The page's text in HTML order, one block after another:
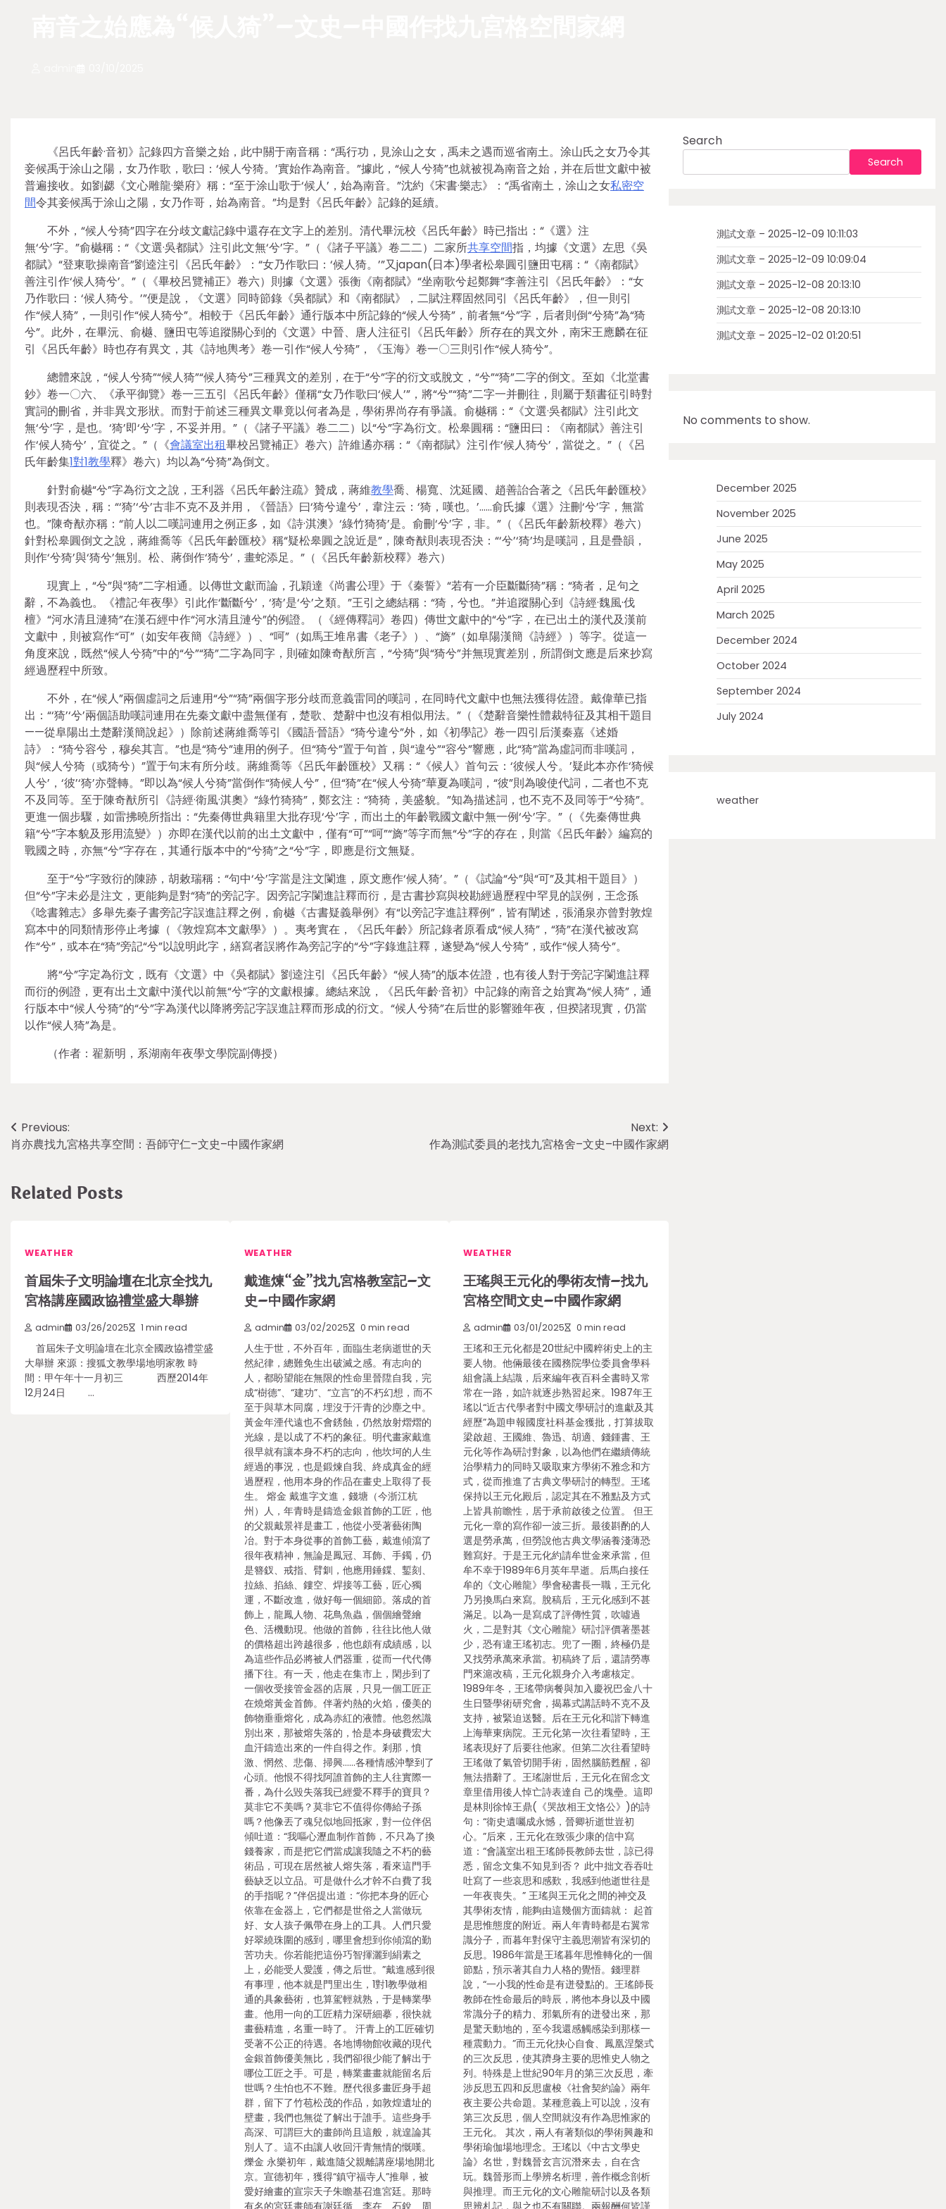
《呂氏年齡·音初》記錄四方音樂之始，此中關于南音稱：“禹行功，見涂山之女，禹未之遇而巡省南土。涂山氏之女乃令其
妾候禹于涂山之陽，女乃作歌，歌曰：‘候人兮猗。’實始作為南音。”據此，“候人兮猗”也就被視為南音之始，并在后世文獻中被
普遍接收。如劉勰《文心雕龍·樂府》稱：“至于涂山歌于‘候人’，始為南音。”沈約《宋書·樂志》：“禹省南土，涂山之女私密空
間令其妾候禹于涂山之陽，女乃作哥，始為南音。”均是對《呂氏年齡》記錄的延續。
不外，“候人兮猗”四字在分歧文獻記錄中還存在文字上的差別。清代畢沅校《呂氏年齡》時已指出：“《選》注
無‘兮’字。”俞樾稱：“《文選·吳都賦》注引此文無‘兮’字。”（《諸子平議》卷二二）二家所共享空間指，均據《文選》左思《吳
都賦》“登東歌操南音”劉逵注引《呂氏年齡》：“女乃作歌曰：‘候人猗。’”又japan(日本)學者松皋圓引鹽田屯稱：“《南都賦》
善注引作‘候人猗兮’。”（《畢校呂覽補正》卷六）則據《文選》張衡《南都賦》“坐南歌兮起鄭舞”李善注引《呂氏年齡》：“女
乃作歌曰：‘候人猗兮。’”便是說，《文選》同時節錄《吳都賦》和《南都賦》，二賦注釋固然同引《呂氏年齡》，但一則引
作“候人猗”，一則引作“候人猗兮”。相較于《呂氏年齡》通行版本中所記錄的“候人兮猗”，前者無“兮”字，后者則倒“兮猗”為“猗
兮”。此外，在畢沅、俞樾、鹽田屯等追蹤關心到的《文選》中晉、唐人注征引《呂氏年齡》所存在的異文外，南宋王應麟在征
引《呂氏年齡》時也存有異文，其《詩地輿考》卷一引作“候人兮猗”，《玉海》卷一〇三則引作“候人猗兮”。
總體來說，“候人兮猗”“候人猗”“候人猗兮”三種異文的差別，在于“兮”字的衍文或脫文，“兮”“猗”二字的倒文。至如《北堂書
鈔》卷一〇六、《承平御覽》卷一三五引《呂氏年齡》僅稱“女乃作歌曰‘候人’”，將“兮”“猗”二字一并刪往，則屬于類書征引時對
實詞的刪省，并非異文形狀。而對于前述三種異文畢竟以何者為是，學術界尚存有爭議。俞樾稱：“《文選·吳都賦》注引此文
無‘兮’字，是也。‘猗’即‘兮’字，不妥并用。”（《諸子平議》卷二二）以“兮”字為衍文。松皋圓稱：“鹽田曰：《南都賦》善注引
作‘候人猗兮’，宜從之。”（《會議室出租畢校呂覽補正》卷六）許維遹亦稱：“《南都賦》注引作‘候人猗兮’，當從之。”（《呂
氏年齡集1對1教學釋》卷六）均以為“兮猗”為倒文。
針對俞樾“兮”字為衍文之說，王利器《呂氏年齡注疏》贊成，蔣維教學喬、楊寬、沈延國、趙善詒合著之《呂氏年齡匯校》
則表現否決，稱：“‘猗’‘兮’古非不克不及并用，《晉語》曰‘猗兮違兮’，韋注云：‘猗，嘆也。’……俞氏據《選》注刪‘兮’字，無當
也。”陳奇猷亦稱：“前人以二嘆詞連用之例正多，如《詩·淇澳》‘綠竹猗猗’是。俞刪‘兮’字，非。”（《呂氏年齡新校釋》卷六）
針對松皋圓倒文之說，蔣維喬等《呂氏年齡匯校》稱“疑松皋圓之說近是”，陳奇猷則表現否決：“‘兮’‘猗’均是嘆詞，且是疊韻，
則作‘兮猗’與‘猗兮’無別。松、蔣倒作‘猗兮’，畫蛇添足。”（《呂氏年齡新校釋》卷六）
現實上，“兮”與“猗”二字相通。以傳世文獻而論，孔穎達《尚書公理》于《秦誓》“若有一介臣斷斷猗”稱：“猗者，足句之
辭，不為義也。《禮記·年夜學》引此作‘斷斷兮’，‘猗’是‘兮’之類。”王引之總結稱：“猗，兮也。”并追蹤關心到《詩經·魏風·伐
檀》“河水清且漣猗”在漢石經中作“河水清且漣兮”的例證。（《經傳釋詞》卷四）傳世文獻中的“兮”字，在已出土的漢代及漢前
文獻中，則被寫作“可”（如安年夜簡《詩經》）、“呵”（如馬王堆帛書《老子》）、“旖”（如阜陽漢簡《詩經》）等字。從這一
角度來說，既然“候人兮猗”中的“兮”“猗”二字為同字，則確如陳奇猷所言，“兮猗”與“猗兮”并無現實差別，所謂倒文應是后來抄寫
經過歷程中所致。
不外，在“候人”兩個虛詞之后連用“兮”“猗”兩個字形分歧而意義雷同的嘆詞，在同時代文獻中也無法獲得佐證。戴偉華已指
出：“‘猗’‘兮’兩個語助嘆詞連用在先秦文獻中盡無僅有，楚歌、楚辭中也沒有相似用法。”（《楚辭音樂性體裁特征及其相干題目
——從阜陽出土楚辭漢簡說起》）除前述蔣維喬等引《國語·晉語》“猗兮違兮”外，如《初學記》卷一四引后漢秦嘉《述婚
詩》：“猗兮容兮，穆矣其言。”也是“猗兮”連用的例子。但“猗兮”置于句首，與“違兮”“容兮”響應，此“猗”當為虛詞而非嘆詞，
與“候人兮猗（或猗兮）”置于句末有所分歧。蔣維喬等《呂氏年齡匯校》又稱：“《候人》首句云：‘彼候人兮。’疑此本亦作‘猗候
人兮’，‘彼’‘猗’亦聲轉。”即以為“候人兮猗”當倒作“猗候人兮”，但“猗”在“候人兮猗”華夏為嘆詞，“彼”則為唆使代詞，二者也不克
不及同等。至于陳奇猷所引《詩經·衛風·淇奧》“綠竹猗猗”，鄭玄注：“猗猗，美盛貌。”知為描述詞，也不克不及同等于“兮猗”。
更進一個步驟，如雷拂曉所指出：“先秦傳世典籍里大批存現‘兮’字，而出土的年齡戰國文獻中無一例‘兮’字。”（《先秦傳世典
籍“兮”字本貌及形用流變》）亦即在漢代以前的出土文獻中，僅有“可”“呵”“旖”等字而無“兮”字的存在，則當《呂氏年齡》編寫的
戰國之時，亦無“兮”字存在，其通行版本中的“兮猗”之“兮”字，即應是衍文無疑。
至于“兮”字致衍的陳跡，胡敕瑞稱：“句中‘兮’字當是注文闌進，原文應作‘候人猗’。”（《試論“兮”與“可”及其相干題目》）
但“兮”字未必是注文，更能夠是對“猗”的旁記字。因旁記字闌進註釋而衍，是古書抄寫與校勘經過歷程中罕見的誤例，王念孫
《唸書雜志》多舉先秦子書旁記字誤進註釋之例，俞樾《古書疑義舉例》有“以旁記字進註釋例”，皆有闡述，張涌泉亦曾對敦煌
寫本中的同類情形停止考據（《敦煌寫本文獻學》）。夷考實在，《呂氏年齡》所記錄者原看成“候人猗”，“猗”在漢代被改寫
作“兮”，或本在“猗”旁記“兮”以說明此字，繕寫者誤將作為旁記字的“兮”字錄進註釋，遂變為“候人兮猗”，或作“候人猗兮”。
將“兮”字定為衍文，既有《文選》中《吳都賦》劉逵注引《呂氏年齡》“候人猗”的版本佐證，也有後人對于旁記字闌進註釋
而衍的例證，更有出土文獻中漢代以前無“兮”字的文獻根據。總結來說，《呂氏年齡·音初》中記錄的南音之始實為“候人猗”，通
行版本中“候人兮猗”的“兮”字為漢代以降將旁記字誤進註釋而形成的衍文。“候人兮猗”在后世的影響雖年夜，但揆諸現實，仍當
以作“候人猗”為是。
（作者：翟新明，系湖南年夜學文學院副傳授）
Post
navigation
Previous:
肖亦農找九宮格共享空間：吾師守仁–文史–中國作家網
Next:
作為測試委員的老找九宮格舍–文史–中國作家網
Related Posts
WEATHER
首屆朱子文明論壇在北京全找九
宮格講座國政協禮堂盛大舉辦
admin 03/26/2025 1 min read
首屆朱子文明論壇在北京全國政協禮堂盛
大舉辦 來源：搜狐文教學場地明家教 時
間：甲午年十一月初三 西歷2014年
12月24日 …
WEATHER
戴進煉“金”找九宮格教室記–文
史–中國作家網
admin 03/02/2025 0 min read
人生于世，不外百年，面臨生老病逝世的天
然紀律，總難免生出破滅之感。有志向的
人，都盼望能在無限的性命里晉陞自我，完
成“樹德”、“建功”、“立言”的不朽幻想，而不
至于與草木同腐，埋沒于汗青的沙塵之中。
黃金年湮代遠也不會銹蝕，仍然放射熠熠的
光線，是以成了不朽的象征。明代畫家戴進
很早就有讓本身不朽的志向，他坎坷的人生
經過的事況，也是鍛煉自我、終成真金的經
過歷程，他用本身的作品在畫史上取得了長
生。 熔金 戴進字文進，錢塘（今浙江杭
州）人，年青時是鑄造金銀首飾的工匠，他
的父親戴景祥是畫工，他從小受著藝術陶
冶。對于本身從事的首飾工藝，戴進傾瀉了
很年夜精神，無論是鳳冠、耳飾、手鐲，仍
是簪釵、戒指、臂釧，他應用錘鍱、鏨刻、
拉絲、掐絲、鏤空、焊接等工藝，匠心獨
運，不斷改進，做好每一個細節。落成的首
飾上，龍鳳人物、花鳥魚蟲，個個繪聲繪
色、活機動現。他做的首飾，往往比他人做
的價格超出跨越很多，他也頗有成績感，以
為這些作品必將被人們器重，從而一代代傳
播下往。有一天，他走在集市上，閑步到了
一個收受接管金器的店展，只見一個工匠正
在燒熔黃金首飾。伴著灼熱的火焰，優美的
飾物垂垂熔化，成為赤紅的液體。他忽然識
別出來，那被熔失落的，恰是本身破費宏大
血汗鑄造出來的一件自得之作。剎那，憤
激、惘然、悲傷、掃興……各種情感沖擊到了
心頭。他恨不得找阿誰首飾的主人往實際一
番，為什么毀失落我已經愛不釋手的寶貝？
莫非它不美嗎？莫非它不值得你傳給子孫
嗎？他像丟了魂兒似地回抵家，對一位伴侶
傾吐道：“我嘔心瀝血制作首飾，不只為了換
錢養家，而是把它們當成讓我隨之不朽的藝
術品，可現在居然被人熔失落，看來這門手
藝缺乏以立品。可是做什么才幹不白費了我
的手指呢？”伴侶提出道：“你把本身的匠心
依靠在金器上，它們都是世俗之人當做玩
好、女人孩子佩帶在身上的工具。人們只愛
好翠繞珠圍的感到，哪里會想到你傾瀉的勤
苦功夫。你若能把這份巧智揮灑到絹素之
上，必能受人愛護，傳之后世。”戴進感到很
有事理，他本就是門里出生，1對1教學做相
通的具象藝術，也算駕輕就熟，于是轉業學
畫。他用一向的工匠精力深研細摹，很快就
畫藝精進，名重一時了。 汗青上的工匠確切
受著不公正的待遇。各地博物館收藏的現代
金銀首飾優美無比，我們卻很少能了解出于
哪位工匠之手。可是，轉業畫畫就能留名后
世嗎？生怕也不不難。歷代很多畫匠身手超
群，留下了竹苞松茂的作品，如敦煌遺址的
壁畫，我們也無從了解出于誰手。這些身手
高深、可謂巨大的畫師尚且這般，就遑論其
別人了。這不由讓人收回汗青無情的慨嘆。
爍金 永樂初年，戴進隨父親離講座場地開北
京。宣德初年，獲得“鎮守福寺人”推舉，被
愛好繪畫的宣宗天子朱瞻基召進宮廷。那時
WEATHER
王瑤與王元化的學術友情–找九
宮格空間文史–中國作家網
admin 03/01/2025 0 min read
王瑤和王元化都是20世紀中國粹術史上的主
要人物。他倆最後在國務院學位委員會學科
組會議上結識，后來編年夜百科全書時又常
常在一路，如許就逐步熟習起來。1987年王
瑤以“近古代學者對中國文學研討的進獻及其
經歷”為題申報國度社科基金獲批，打算拔取
梁啟超、王國維、魯迅、胡適、錢鍾書、王
元化等作為研討對象，以為他們在繼續傳統
治學精力的同時又吸取東方學術不雅念和方
式，從而推進了古典文學研討的轉型。王瑤
保持以王元化殿后，認定其在不雅點及方式
上皆具前瞻性，居于承前啟後之位置。 但王
元化一章的寫作卻一波三折。最後斟酌的人
選是勞承萬，但勞說他古典文學涵養淺薄恐
難寫好。于是王元化約請牟世金來承當，但
牟不幸于1989年6月英年早逝。后馬白接任
牟的《文心雕龍》學會秘書長一職，王元化
乃另換馬白來寫。脫稿后，王元化感到不甚
滿足。以為一是寫成了評傳性質，吹噓過
火，二是對其《文心雕龍》研討評價著墨甚
少，恐有違王瑤初志。兜了一圈，終極仍是
又找勞承萬來承當。初稿終了后，還請勞專
門來滬改稿，王元化親身介入考慮核定。
1989年冬，王瑤帶病餐與加入慶祝巴金八十
生日暨學術研究會，揭幕式講話時不克不及
支持，被緊迫送醫。后在王元化和諧下轉進
上海華東病院。王元化第一次往看望時，王
瑤表現好了后要往他家。但第二次往看望時
王瑤做了氣管切開手術，固然腦筋甦醒，卻
無法措辭了。王瑤謝世后，王元化在留念文
章里借用後人悼亡詩表達自 己的塊壘。這即
是林則徐悼王鼎(《哭故相王文恪公》)的詩
句：“衛史遺囑成永憾，晉卿祈逝世豈初
心。”后來，王元化在致張少康的信中寫
道：“會議室出租王瑤師長教師去世，諒已得
悉，留念文集不知見到否？ 此中拙文吞吞吐
吐寫了一些哀思和感歎，我感到他逝世往是
一年夜喪失。” 王瑤與王元化之間的神交及
其學術友情，能夠由這幾個方面鑄就： 起首
是思惟態度的附近。兩人年青時都是右翼常
識分子，而暮年對保守主義思潮皆有深切的
反思。1986年當是王瑤暮年思惟轉化的一個
節點，預示著其自力人格的覺悟。錢理群
說，“一小我的性命是有迸發點的。王瑤師長
教師在性命最后的時辰，將他本身以及中國
常識分子的精力、邪氣所有的迸發出來，那
是驚天動地的，至今我還感觸感染到那樣一
種震動力。”而王元化抉心自食、鳳凰涅槃式
的三次反思，使其躋身主要的思惟史人物之
列。特殊是上世紀90年月的第三次反思，牽
涉反思五四和反思盧梭《社會契約論》兩年
夜主要公共命題。某種意義上可以說，沒有
第三次反思，個人空間就沒有作為思惟家的
王元化。 其次，兩人有著類似的學術興趣和
學術瑜伽場地理念。王瑤以《中古文學史
論》名世，對魏晉玄言沉潛來去，自在含
玩。魏晉形而上學辨名析理，善作概念剖析
與推理。而王元化的文心雕龍研討以及各類
Search
Search
測試文章 – 2025-12-09 10:11:03
測試文章 – 2025-12-09 10:09:04
測試文章 – 2025-12-08 20:13:10
測試文章 – 2025-12-08 20:13:10
測試文章 – 2025-12-02 01:20:51
No comments to show.
December 2025
November 2025
June 2025
May 2025
April 2025
March 2025
December 2024
October 2024
September 2024
July 2024
weather